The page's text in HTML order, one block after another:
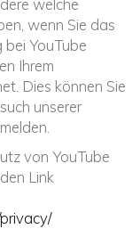
welche
wenn Sie das
bei YouTube
Ihrem
Dies können Sie
unserer
von YouTube
Link